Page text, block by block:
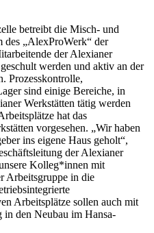
betreibt die Misch- und
des „AlexProWerk“ der
der Alexianer
werden und aktiv an der
Prozesskontrolle,
sind einige Bereiche, in
Werkstätten tätig werden
hat das
vorgesehen. „Wir haben
ins eigene Haus geholt“,
der Alexianer
Kolleg*innen mit
Arbeitsgruppe in die
Arbeitsplätze sollen auch mit
in den Neubau im Hansa-